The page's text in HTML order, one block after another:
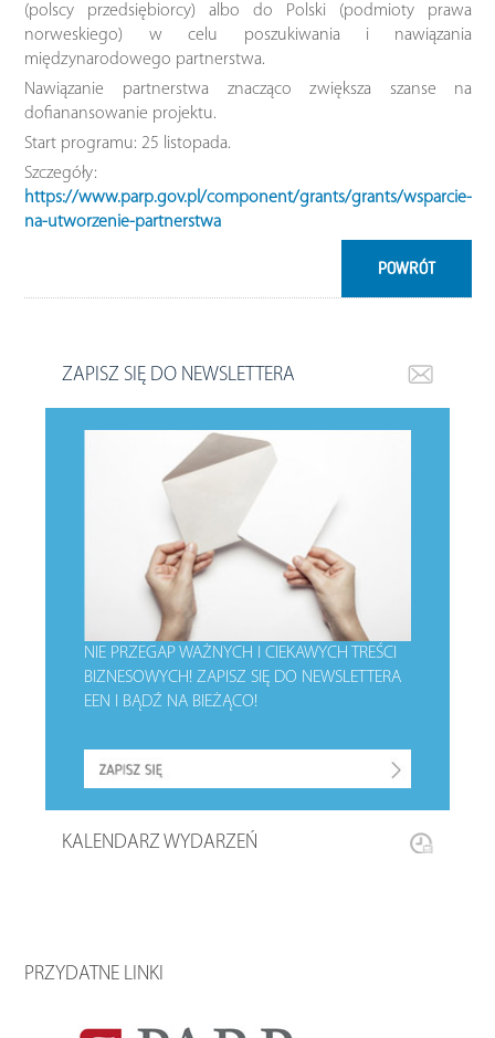
(polscy przedsiębiorcy) albo do Polski (podmioty prawa
norweskiego) w celu poszukiwania i nawiązania
międzynarodowego partnerstwa.
Nawiązanie partnerstwa znacząco zwiększa szanse na
dofianansowanie projektu.
Start programu: 25 listopada.
Szczegóły:
https://www.parp.gov.pl/component/grants/grants/wsparcie-
na-utworzenie-partnerstwa
POWRÓT
ZAPISZ SIĘ DO NEWSLETTERA
NIE PRZEGAP WAŻNYCH I CIEKAWYCH TREŚCI
BIZNESOWYCH!ZAPISZ SIĘ DO NEWSLETTERA
EEN I BĄDŹ NA BIEŻĄCO!
KALENDARZ WYDARZEŃ
PRZYDATNE LINKI